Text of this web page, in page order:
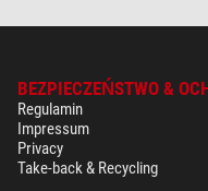
BEZPIECZEŃSTWO &
Regulamin
Impressum
Privacy
Take-back & Recycling